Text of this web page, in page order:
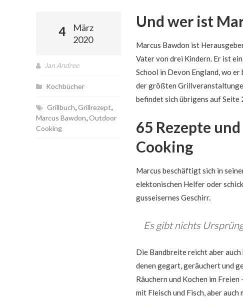
4
März
2020
Jan Andree
Kochbücher
Grillbuch,Grillrezept,
Marcus Bawdon,Outdoor
Cooking
Und wer ist
Marcus Bawdon ist
Vater von drei Kindern. Er ist
School in Devon England, wo
der größten
befindet sich übrigens auf Seite
65 Rezepte
Cooking
Marcus beschäftigt sich in
elektonischen Helfer oder
gusseisernes Geschirr.
Es gibt nichts
Die Bandbreite reicht aber
denen gegart, geräuchert und
Räuchern und Kochen im
mit Fleisch und Fisch, aber auch